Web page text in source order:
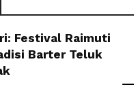
Festival Raimuti
Barter Teluk